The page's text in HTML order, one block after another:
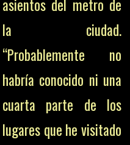
asientos del metro de
la ciudad.
“Probablemente no
habría conocido ni una
cuarta parte de los
lugares que he visitado